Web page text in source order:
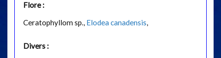
Flore :
Ceratophyllom sp., Elodea canadensis,
Divers :